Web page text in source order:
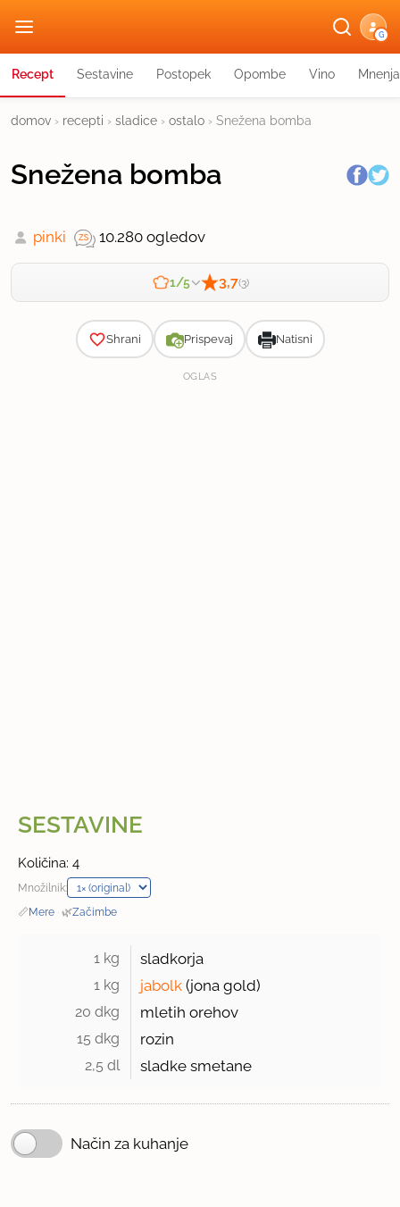
G
Recept Sestavine Postopek Opombe Vino Mnenja
domov › recepti › sladice › ostalo › Snežena bomba
Snežena bomba
pinki 10.280 ogledov
1/5 3,7(3)
Shrani Prispevaj Natisni
OGLAS
SESTAVINE
Količina: 4
Množilnik:
📏Mere · 🌿Začimbe
1 kg sladkorja
1 kg jabolk (jona gold)
20 dkg mletih orehov
15 dkg rozin
2,5 dl sladke smetane
Način za kuhanje